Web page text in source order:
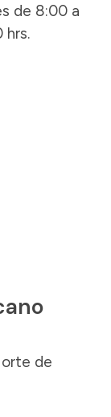
de 8:00 a
hrs.
de